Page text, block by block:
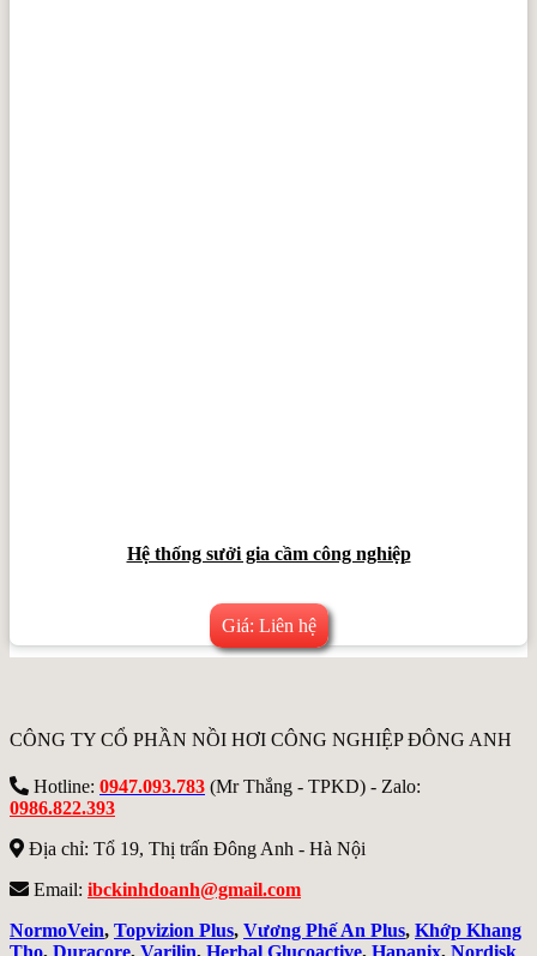
Hệ thống sưởi gia cầm công nghiệp
Giá: Liên hệ
CÔNG TY CỔ PHẦN NỒI HƠI CÔNG NGHIỆP ĐÔNG ANH
Hotline: 0947.093.783 (Mr Thắng - TPKD) - Zalo:
0986.822.393
Địa chỉ: Tổ 19, Thị trấn Đông Anh - Hà Nội
Email: ibckinhdoanh@gmail.com
NormoVein, Topvizion Plus, Vương Phế An Plus, Khớp Khang
Thọ, Duracore, Varilin, Herbal Glucoactive, Hapanix, Nordisk